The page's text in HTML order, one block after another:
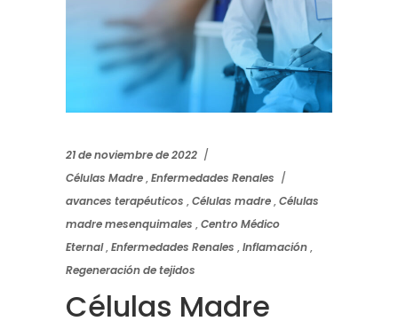
21 de noviembre de 2022
Células Madre,Enfermedades Renales
avances terapéuticos ,Células madre,Células
madre mesenquimales ,Centro Médico
Eternal,Enfermedades Renales ,Inflamación,
Regeneración de tejidos
Células Madre